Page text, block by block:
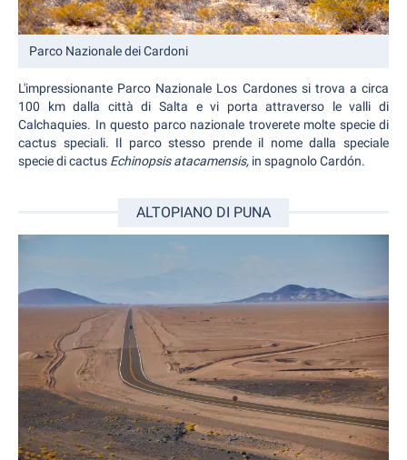
Parco Nazionale dei Cardoni
L'impressionante Parco Nazionale Los Cardones si trova a circa
100 km dalla città di Salta e vi porta attraverso le valli di
Calchaquies. In questo parco nazionale troverete molte specie di
cactus speciali. Il parco stesso prende il nome dalla speciale
specie di cactus Echinopsis atacamensis, in spagnolo Cardón.
ALTOPIANO DI PUNA